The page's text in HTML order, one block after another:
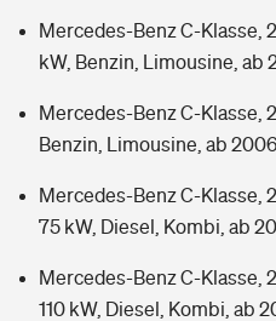
Mercedes-Benz C-Klasse,
kW, Benzin, Limousine, ab
Mercedes-Benz C-Klasse,
Benzin, Limousine, ab 2006
Mercedes-Benz C-Klasse,
75 kW, Diesel, Kombi, ab
Mercedes-Benz C-Klasse,
110 kW, Diesel, Kombi, ab